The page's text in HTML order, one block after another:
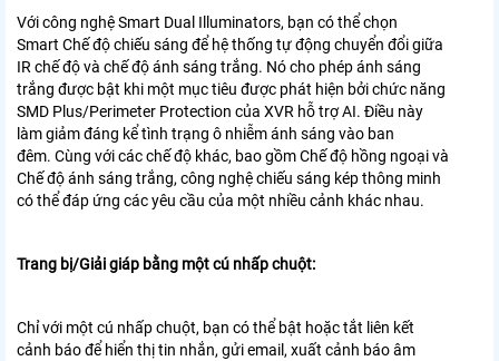
Với công nghệ Smart Dual Illuminators, bạn có thể chọn
Smart Chế độ chiếu sáng để hệ thống tự động chuyển đổi giữa
IR chế độ và chế độ ánh sáng trắng. Nó cho phép ánh sáng
trắng được bật khi một mục tiêu được phát hiện bởi chức năng
SMD Plus/Perimeter Protection của XVR hỗ trợ AI. Điều này
làm giảm đáng kể tình trạng ô nhiễm ánh sáng vào ban
đêm. Cùng với các chế độ khác, bao gồm Chế độ hồng ngoại và
Chế độ ánh sáng trắng, công nghệ chiếu sáng kép thông minh
có thể đáp ứng các yêu cầu của một nhiều cảnh khác nhau.
Trang bị/Giải giáp bằng một cú nhấp chuột:
Chỉ với một cú nhấp chuột, bạn có thể bật hoặc tắt liên kết
cảnh báo để hiển thịtin nhắn, gửi email, xuất cảnh báo âm